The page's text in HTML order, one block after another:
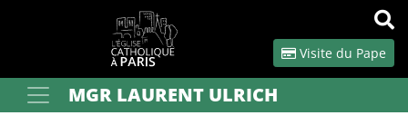
Visite du Pape
Votre rechercheMGR LAURENT ULRICH
Panneau de gestion des cookies